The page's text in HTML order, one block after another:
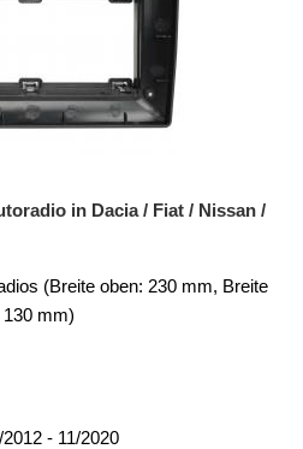
in Dacia / Fiat / Nissan /
(Breite oben: 230 mm, Breite
mm)
- 11/2020